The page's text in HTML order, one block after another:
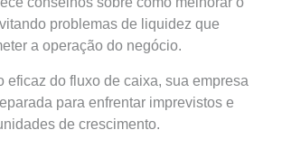
problemas de liquidez que
a operação do negócio.
eficaz do fluxo de caixa, sua empresa
para enfrentar imprevistos e
de crescimento.